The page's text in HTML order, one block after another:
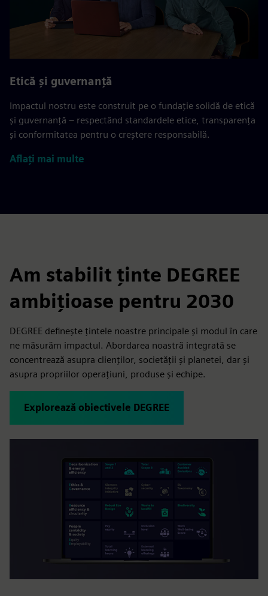
Etică și guvernanță
Impactul nostru este construit pe o fundație solidă de etică
și guvernanță – respectând standardele etice, transparența
și conformitatea pentru o creștere responsabilă.
Aflați mai multe
Am stabilit ținte DEGREE
ambițioase pentru 2030
DEGREE definește țintele noastre principale și modul în care
ne măsurăm impactul. Abordarea noastră integrată se
concentrează asupra clienților, societății și planetei, dar și
asupra propriilor operațiuni, produse și echipe.
Explorează obiectivele DEGREE